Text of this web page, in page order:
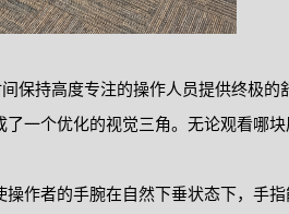
保持高度专注的操作人员提供终极的
一个优化的视觉三角。无论观看哪
作者的手腕在自然下垂状态下，手